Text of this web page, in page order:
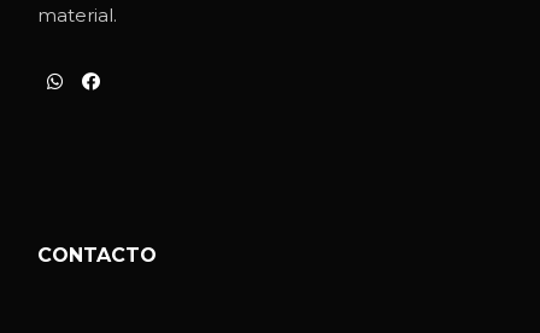
material.
CONTACTO